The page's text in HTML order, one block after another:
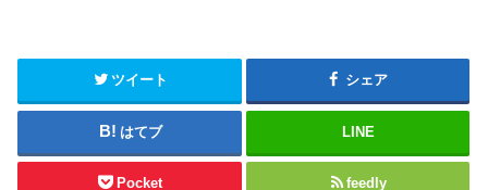
ツイート シェア
はてブ LINE
Pocket feedly